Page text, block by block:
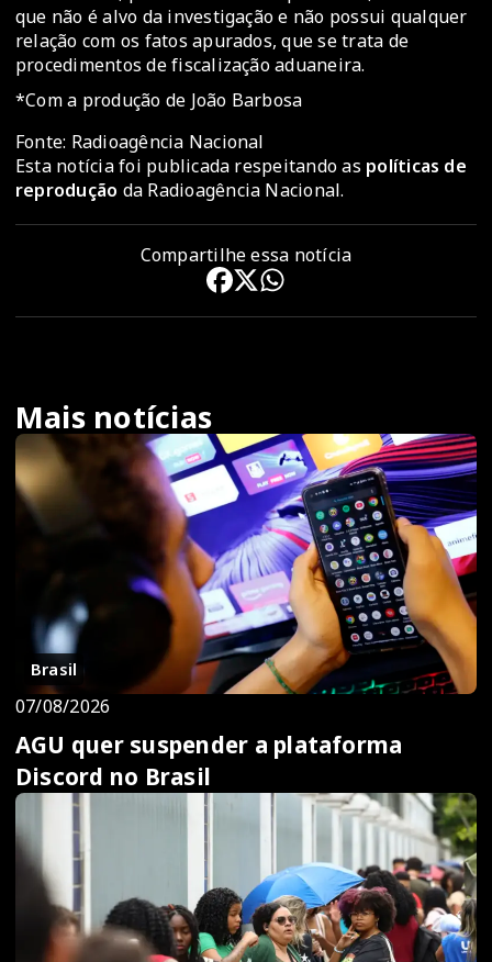
que não é alvo da investigação e não possui qualquer
relação com os fatos apurados, que se trata de
procedimentos de fiscalização aduaneira.
*Com a produção de João Barbosa
Fonte: Radioagência Nacional
Esta notícia foi publicada respeitando as políticas de
reprodução da Radioagência Nacional.
Compartilhe essa notícia
Mais notícias
Brasil
07/08/2026
AGU quer suspender a plataforma
Discord no Brasil